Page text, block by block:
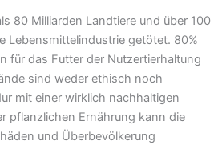
80 Milliarden Landtiere und über 100
Lebensmittelindustrie getötet. 80%
für das Futter der Nutzertierhaltung
sind weder ethisch noch
mit einer wirklich nachhaltigen
pflanzlichen Ernährung kann die
und Überbevölkerung